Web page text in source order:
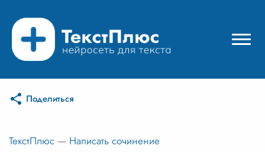
Режимы нейросети
Цены
Поделиться
ТекстПлюс — Написать сочинение